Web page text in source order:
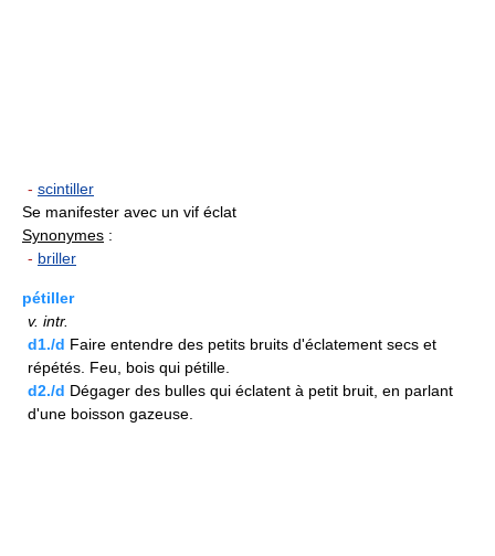
- scintiller
Se manifester avec un vif éclat
Synonymes :
- briller
pétiller
v. intr.
d1./d Faire entendre des petits bruits d'éclatement secs et
répétés. Feu, bois qui pétille.
d2./d Dégager des bulles qui éclatent à petit bruit, en parlant
d'une boisson gazeuse.